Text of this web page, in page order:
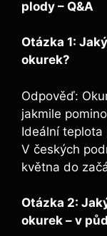
plody – Q&A
Otázka 1:
okurek?
Odpověď:
jakmile
Ideální teplota
V českých
května do
Otázka 2:
okurek – v